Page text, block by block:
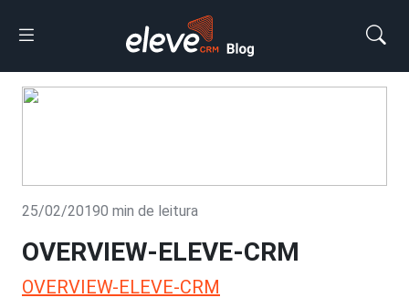
25/02/20190 min de leitura
OVERVIEW-ELEVE-CRM
OVERVIEW-ELEVE-CRM